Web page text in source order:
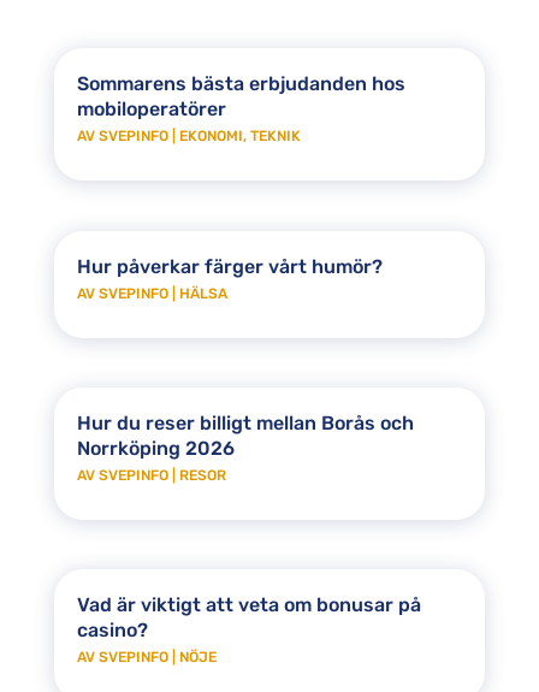
Sommarens bästa erbjudanden hos
mobiloperatörer
AV SVEPINFO| EKONOMI, TEKNIK
Hur påverkar färger vårt humör?
AV SVEPINFO| HÄLSA
Hur du reser billigt mellan Borås och
Norrköping 2026
AV SVEPINFO| RESOR
Vad är viktigt att veta om bonusar på
casino?
AV SVEPINFO| NÖJE